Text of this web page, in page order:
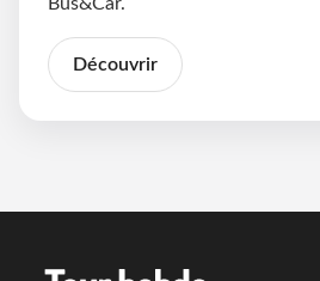
Bus&Car.
Découvrir